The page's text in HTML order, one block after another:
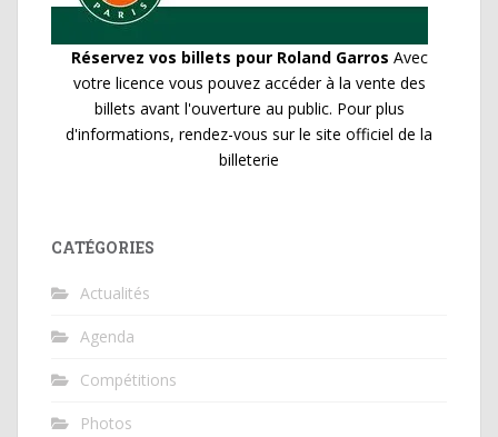
Réservez vos billets pour Roland Garros Avec
votre licence vous pouvez accéder à la vente des
billets avant l'ouverture au public. Pour plus
d'informations, rendez-vous sur le site officiel de la
billeterie
CATÉGORIES
Actualités
Agenda
Compétitions
Photos